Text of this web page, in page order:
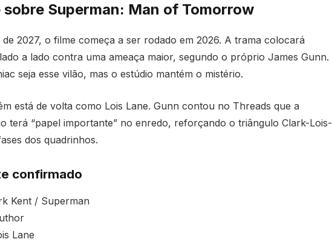
sobre Superman: Man of Tomorrow
2027, o filme começa a ser rodado em 2026. A trama colocará
a lado contra uma ameaça maior, segundo o próprio James Gunn.
seja esse vilão, mas o estúdio mantém o mistério.
está de volta como Lois Lane. Gunn contou no Threads que a
terá “papel importante” no enredo, reforçando o triângulo Clark-Lois-
dos quadrinhos.
confirmado
Kent / Superman
Lane